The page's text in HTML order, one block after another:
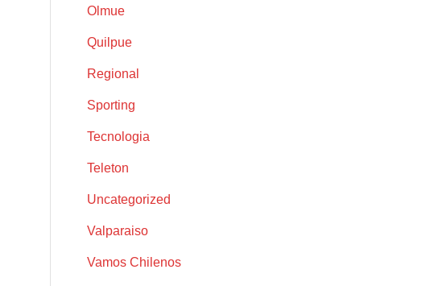
Olmue
Quilpue
Regional
Sporting
Tecnologia
Teleton
Uncategorized
Valparaiso
Vamos Chilenos